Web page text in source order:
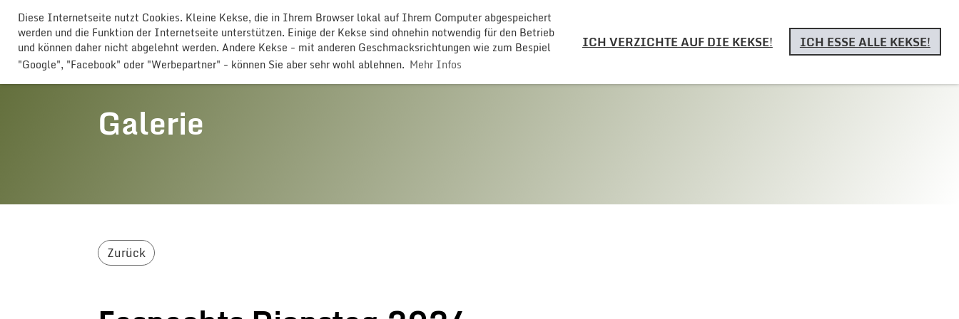
Diese Internetseite nutzt Cookies. Kleine Kekse, die in Ihrem Browser lokal auf Ihrem Computer abgespeichert
werden und die Funktion der Internetseite unterstützen. Einige der Kekse sind ohnehin notwendig für den Betrieb
und können daher nicht abgelehnt werden. Andere Kekse - mit anderen Geschmacksrichtungen wie zum Bespiel
"Google", "Facebook" oder "Werbepartner" - können Sie aber sehr wohl ablehnen. Mehr Infos
ICH VERZICHTE AUF DIE KEKSE! ICH ESSE ALLE KEKSE!
GLOGGERESCHRÄNZER BUTTISHOLZ
Galerie
Zurück